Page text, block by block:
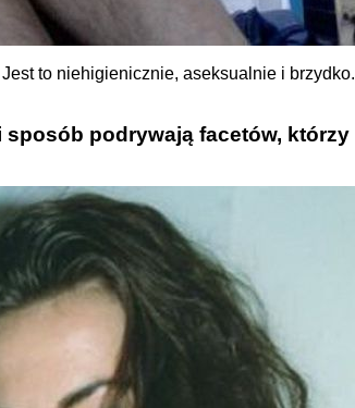
to niehigienicznie, aseksualnie i brzydko.
podrywają facetów, którzy